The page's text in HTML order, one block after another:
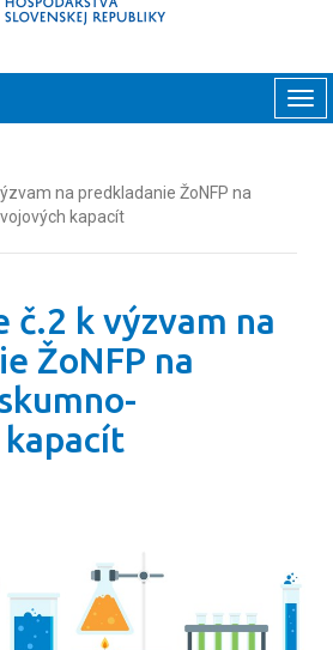
na predkladanie ŽoNFP na
kapacít
č.2 k výzvam na
ŽoNFP na